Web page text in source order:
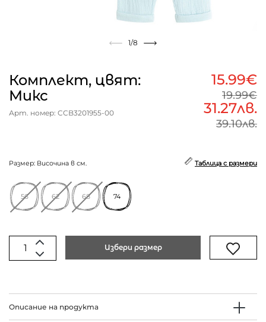
1/8
Комплект, цвят:
Микс
Арт. номер: CCB3201955-00
15.99€
19.99€
31.27лв.
39.10лв.
Размер: Височина в см. Таблица с размери
56 62 68 74
Избери размер
Описание на продукта